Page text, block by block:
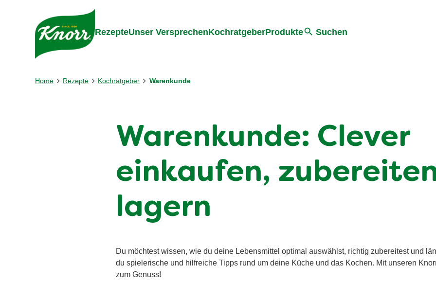
Gehe zu:
RezepteUnser VersprechenKochratgeberProdukte Suchen
Home Rezepte Kochratgeber Warenkunde
Warenkunde: Clever
einkaufen,
lagern
Du möchtest wissen, wie du deine Lebensmittel optimal auswählst, richtig zubereitest und
du spielerische und hilfreiche Tipps rund um deine Küche und das Kochen. Mit unseren
zum Genuss!